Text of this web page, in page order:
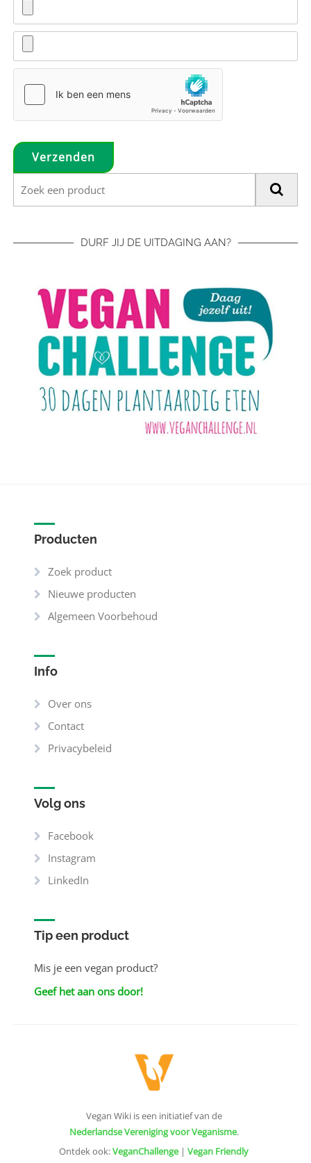
DURF JIJ DE UITDAGING AAN?
Producten
Zoek product
Nieuwe producten
Algemeen Voorbehoud
Info
Over ons
Contact
Privacybeleid
Volg ons
Facebook
Instagram
LinkedIn
Tip een product
Mis je een vegan product?
Geef het aan ons door!
Vegan Wiki is een initiatief van de
Nederlandse Vereniging voor Veganisme.
Ontdek ook:VeganChallenge| Vegan Friendly